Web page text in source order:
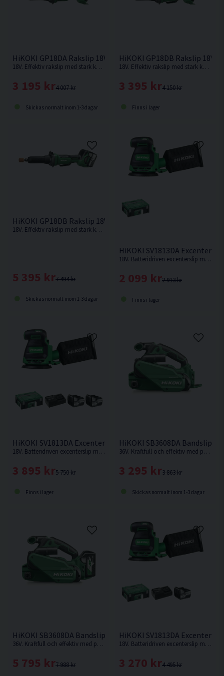
HiKOKI GP18DA Rakslip 18V
18V. Effektiv rakslip med stark kolborstfri motor som ger samma prestanda som motsvarande modell med nätdrift.
4 007 kr
3 195 kr
Skickas normalt inom 1-3 dagar
HiKOKI GP18DB Rakslip 18V
18V. Effektiv rakslip med stark kolborstfri motor som ger samma prestanda som motsvarande modell med nätdrift. Levereras utan batteri & laddare.
4 150 kr
3 395 kr
Finns i lager
HiKOKI GP18DB Rakslip 18V (2x5,0Ah)
18V. Effektiv rakslip med stark kolborstfri motor som ger samma prestanda som motsvarande modell med nätdrift.
7 494 kr
5 395 kr
Skickas normalt inom 1-3 dagar
HiKOKI SV1813DA
18V. Batteridriven excenterslip med en slipplatta på 125mm. 3mm slaglängd. Levereras utan batteri och laddare.
2 913 kr
2 099 kr
Finns i lager
HiKOKI SV1813DA Excenterslip 125mm 18V (2x5,0Ah) Inkl
18V. Batteridriven excenterslip med en slipplatta på 125mm. 3mm slaglängd.
5 750 kr
3 895 kr
Finns i lager
HiKOKI SB3608DA Bandslip
36V. Kraftfull och effektiv med prestanda som nätdriven bandslip. Multivolt. Levereras utan batteri & laddare.
3 863 kr
3 295 kr
Skickas normalt inom 1-3 dagar
HiKOKI SB3608DA Bandslip 36V (2x2,5Ah)
36V. Kraftfull och effektiv med prestanda som nätdriven bandslip. Multi Volt.
7 988 kr
5 795 kr
HiKOKI SV1813DA
18V. Batteridriven excenterslip med en slipplatta på 125mm. 3mm slaglängd.
4 495 kr
3 270 kr